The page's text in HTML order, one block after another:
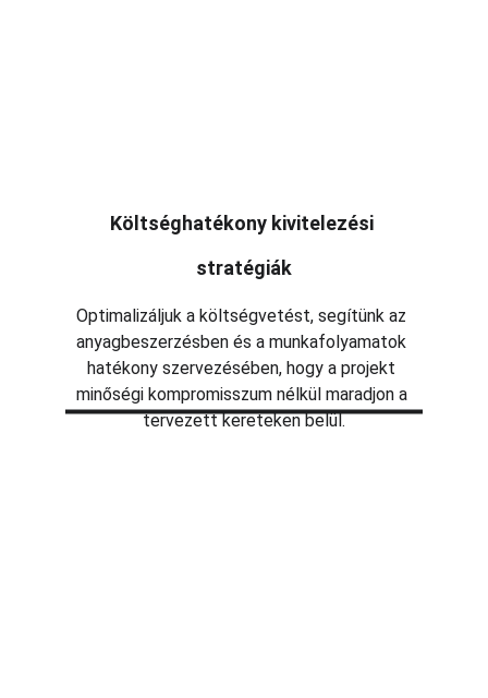
Költséghatékony kivitelezési
stratégiák
Optimalizáljuk a költségvetést, segítünk az
anyagbeszerzésben és a munkafolyamatok
hatékony szervezésében, hogy a projekt
minőségi kompromisszum nélkül maradjon a
tervezett kereteken belül.